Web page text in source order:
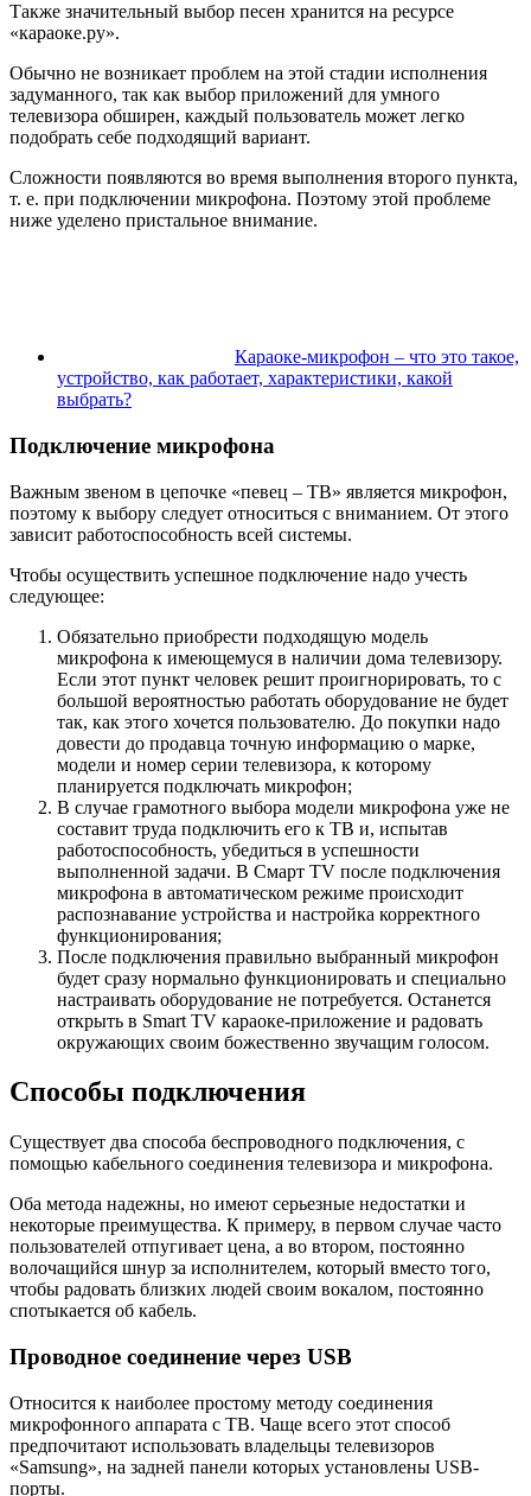
Также значительный выбор песен хранится на ресурсе
«караоке.ру».
Обычно не возникает проблем на этой стадии исполнения
задуманного, так как выбор приложений для умного
телевизора обширен, каждый пользователь может легко
подобрать себе подходящий вариант.
Сложности появляются во время выполнения второго пункта,
т. е. при подключении микрофона. Поэтому этой проблеме
ниже уделено пристальное внимание.
Караоке-микрофон – что это такое,
устройство, как работает, характеристики, какой
выбрать?
Подключение микрофона
Важным звеном в цепочке «певец – ТВ» является микрофон,
поэтому к выбору следует относиться с вниманием. От этого
зависит работоспособность всей системы.
Чтобы осуществить успешное подключение надо учесть
следующее:
Обязательно приобрести подходящую модель
микрофона к имеющемуся в наличии дома телевизору.
Если этот пункт человек решит проигнорировать, то с
большой вероятностью работать оборудование не будет
так, как этого хочется пользователю. До покупки надо
довести до продавца точную информацию о марке,
модели и номер серии телевизора, к которому
планируется подключать микрофон;
В случае грамотного выбора модели микрофона уже не
составит труда подключить его к ТВ и, испытав
работоспособность, убедиться в успешности
выполненной задачи. В Смарт TV после подключения
микрофона в автоматическом режиме происходит
распознавание устройства и настройка корректного
функционирования;
После подключения правильно выбранный микрофон
будет сразу нормально функционировать и специально
настраивать оборудование не потребуется. Останется
открыть в Smart TV караоке-приложение и радовать
окружающих своим божественно звучащим голосом.
Способы подключения
Существует два способа беспроводного подключения, с
помощью кабельного соединения телевизора и микрофона.
Оба метода надежны, но имеют серьезные недостатки и
некоторые преимущества. К примеру, в первом случае часто
пользователей отпугивает цена, а во втором, постоянно
волочащийся шнур за исполнителем, который вместо того,
чтобы радовать близких людей своим вокалом, постоянно
спотыкается об кабель.
Проводное соединение через USB
Относится к наиболее простому методу соединения
микрофонного аппарата с ТВ. Чаще всего этот способ
предпочитают использовать владельцы телевизоров
«Samsung», на задней панели которых установлены USB-
порты.